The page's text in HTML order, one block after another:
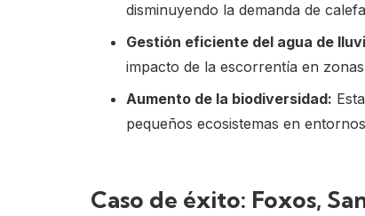
disminuyendo la demanda de
Gestión eficiente del agua de
impacto de la escorrentía en
Aumento de la biodiversidad:
pequeños ecosistemas en
Caso de éxito: Foxos,